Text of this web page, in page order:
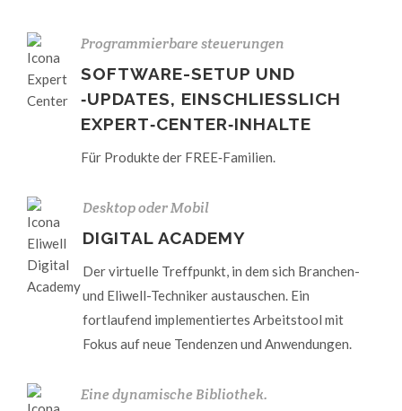
Programmierbare steuerungen
SOFTWARE-SETUP UND
‑UPDATES, EINSCHLIESSLICH
EXPERT‑CENTER‑INHALTE
Für Produkte der FREE‑Familien.
Desktop oder Mobil
DIGITAL ACADEMY
Der virtuelle Treffpunkt, in dem sich Branchen-
und Eliwell-Techniker austauschen. Ein
fortlaufend implementiertes Arbeitstool mit
Fokus auf neue Tendenzen und Anwendungen.
Eine dynamische Bibliothek.